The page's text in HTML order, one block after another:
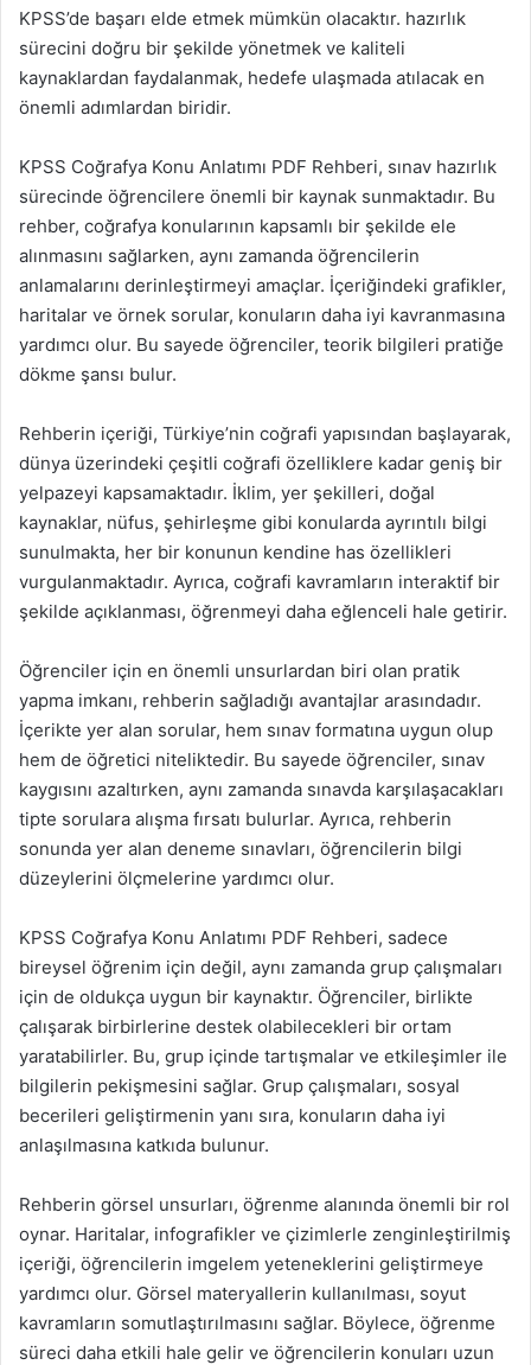
KPSS’de başarı elde etmek mümkün olacaktır. hazırlık
sürecini doğru bir şekilde yönetmek ve kaliteli
kaynaklardan faydalanmak, hedefe ulaşmada atılacak en
önemli adımlardan biridir.
KPSS Coğrafya Konu Anlatımı PDF Rehberi, sınav hazırlık
sürecinde öğrencilere önemli bir kaynak sunmaktadır. Bu
rehber, coğrafya konularının kapsamlı bir şekilde ele
alınmasını sağlarken, aynı zamanda öğrencilerin
anlamalarını derinleştirmeyi amaçlar. İçeriğindeki grafikler,
haritalar ve örnek sorular, konuların daha iyi kavranmasına
yardımcı olur. Bu sayede öğrenciler, teorik bilgileri pratiğe
dökme şansı bulur.
Rehberin içeriği, Türkiye’nin coğrafi yapısından başlayarak,
dünya üzerindeki çeşitli coğrafi özelliklere kadar geniş bir
yelpazeyi kapsamaktadır. İklim, yer şekilleri, doğal
kaynaklar, nüfus, şehirleşme gibi konularda ayrıntılı bilgi
sunulmakta, her bir konunun kendine has özellikleri
vurgulanmaktadır. Ayrıca, coğrafi kavramların interaktif bir
şekilde açıklanması, öğrenmeyi daha eğlenceli hale getirir.
Öğrenciler için en önemli unsurlardan biri olan pratik
yapma imkanı, rehberin sağladığı avantajlar arasındadır.
İçerikte yer alan sorular, hem sınav formatına uygun olup
hem de öğretici niteliktedir. Bu sayede öğrenciler, sınav
kaygısını azaltırken, aynı zamanda sınavda karşılaşacakları
tipte sorulara alışma fırsatı bulurlar. Ayrıca, rehberin
sonunda yer alan deneme sınavları, öğrencilerin bilgi
düzeylerini ölçmelerine yardımcı olur.
KPSS Coğrafya Konu Anlatımı PDF Rehberi, sadece
bireysel öğrenim için değil, aynı zamanda grup çalışmaları
için de oldukça uygun bir kaynaktır. Öğrenciler, birlikte
çalışarak birbirlerine destek olabilecekleri bir ortam
yaratabilirler. Bu, grup içinde tartışmalar ve etkileşimler ile
bilgilerin pekişmesini sağlar. Grup çalışmaları, sosyal
becerileri geliştirmenin yanı sıra, konuların daha iyi
anlaşılmasına katkıda bulunur.
Rehberin görsel unsurları, öğrenme alanında önemli bir rol
oynar. Haritalar, infografikler ve çizimlerle zenginleştirilmiş
içeriği, öğrencilerin imgelem yeteneklerini geliştirmeye
yardımcı olur. Görsel materyallerin kullanılması, soyut
kavramların somutlaştırılmasını sağlar. Böylece, öğrenme
süreci daha etkili hale gelir ve öğrencilerin konuları uzun